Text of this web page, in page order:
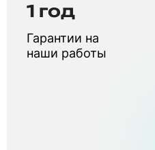
1 год
Гарантии на
наши работы